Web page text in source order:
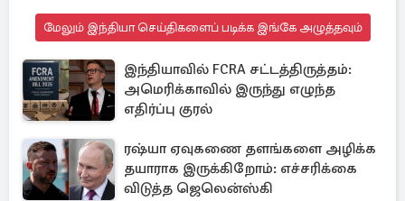
மேலும் இந்தியா செய்திகளைப் படிக்க இங்கே அழுத்தவும்
இந்தியாவில் FCRA சட்டத்திருத்தம்:
அமெரிக்காவில் இருந்து எழுந்த
எதிர்ப்பு குரல்
ரஷ்யா ஏவுகணை தளங்களை அழிக்க
தயாராக இருக்கிறோம்: எச்சரிக்கை
விடுத்த ஜெலென்ஸ்கி